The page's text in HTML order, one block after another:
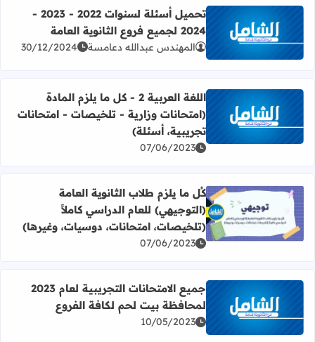
اقرأ المزيد عن تحميل أسئلة لسنوات 2022 - 2023 - 2024 لجميع فروع الثانوية العامة
تحميل أسئلة لسنوات 2022 - 2023 -
2024 لجميع فروع الثانوية العامة
المهندس عبدالله دعامسة 30/12/2024
اقرأ المزيد عن اللغة العربية 2 - كل ما يلزم المادة (امتحانات وزارية - تلخيصات - امتحانات تجريبية، أسئلة)
اللغة العربية 2 - كل ما يلزم المادة
(امتحانات وزارية - تلخيصات - امتحانات
تجريبية، أسئلة)
07/06/2023
اقرأ المزيد عن كُل ما يلزم طلاب الثانوية العامة (التوجيهي)
كُل ما يلزم طلاب الثانوية العامة
(التوجيهي) للعام الدراسي كاملاً
(تلخيصات، امتحانات، دوسيات، وغيرها)
07/06/2023
اقرأ المزيد عن جميع الامتحانات التجريبية لعام 2023 لمحافظة بيت لحم لكافة الفروع
جميع الامتحانات التجريبية لعام 2023
لمحافظة بيت لحم لكافة الفروع
10/05/2023